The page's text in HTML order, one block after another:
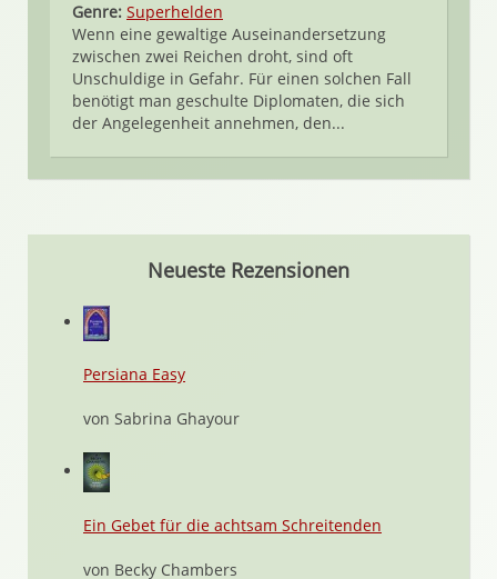
Genre: Superhelden
Wenn eine gewaltige Auseinandersetzung
zwischen zwei Reichen droht, sind oft
Unschuldige in Gefahr. Für einen solchen Fall
benötigt man geschulte Diplomaten, die sich
der Angelegenheit annehmen, den...
Neueste Rezensionen
Persiana Easy
von Sabrina Ghayour
Ein Gebet für die achtsam Schreitenden
von Becky Chambers